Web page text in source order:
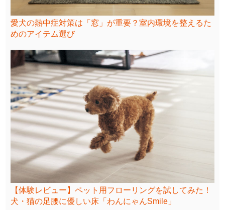
愛犬の熱中症対策は「窓」が重要？室内環境を整えるた
めのアイテム選び
【体験レビュー】ペット用フローリングを試してみた！
犬・猫の足腰に優しい床「わんにゃんSmile」